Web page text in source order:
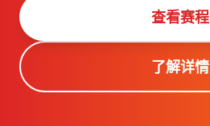
查看赛程
了解详情